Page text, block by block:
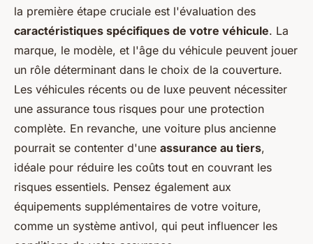
la première étape cruciale est l'évaluation des
caractéristiques spécifiques de votre véhicule. La
marque, le modèle, et l'âge du véhicule peuvent jouer
un rôle déterminant dans le choix de la couverture.
Les véhicules récents ou de luxe peuvent nécessiter
une assurance tous risques pour une protection
complète. En revanche, une voiture plus ancienne
pourrait se contenter d'une assurance au tiers,
idéale pour réduire les coûts tout en couvrant les
risques essentiels. Pensez également aux
équipements supplémentaires de votre voiture,
comme un système antivol, qui peut influencer les